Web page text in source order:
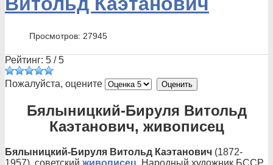
Просмотров: 27945
Рейтинг: 5 /5
Пожалуйста, оцените
Бялыницкий-Бируля Витольд
Каэтанович, живописец
Бялыницкий-Бируля Витольд Каэтанович (1872-
1957), советский живописец . Народный художник БССР